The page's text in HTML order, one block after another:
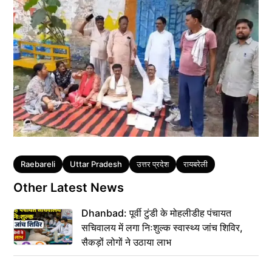
Tags
Raebareli Uttar Pradesh उत्तर प्रदेश रायबरेली
Other Latest News
Dhanbad: पूर्वी टुंडी के मोहलीडीह पंचायत
सचिवालय में लगा निःशुल्क स्वास्थ्य जांच शिविर,
सैकड़ों लोगों ने उठाया लाभ